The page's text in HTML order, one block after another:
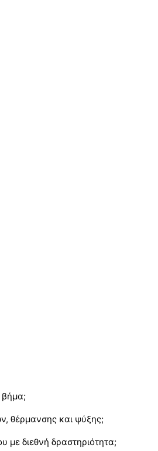
βήμα;
θέρμανσης και ψύξης;
με διεθνή δραστηριότητα;